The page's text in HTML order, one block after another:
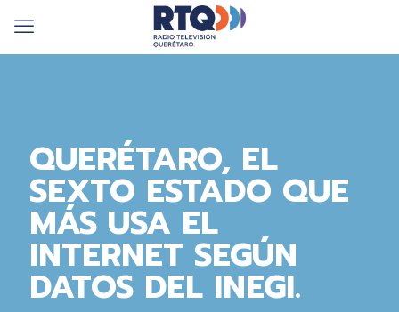
QUERÉTARO, EL
SEXTO ESTADO QUE
MÁS USA EL
INTERNET SEGÚN
DATOS DEL INEGI.